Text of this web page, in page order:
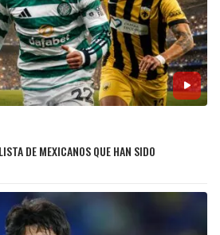
DE MEXICANOS QUE HAN SIDO